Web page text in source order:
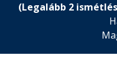
(Legalább 2